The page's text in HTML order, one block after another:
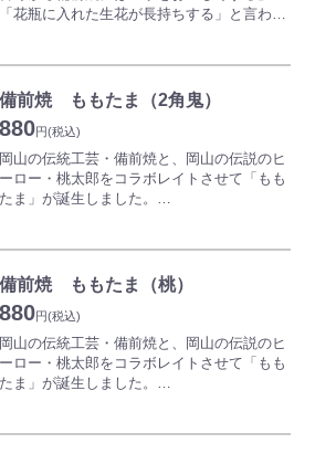
「花瓶に入れた生花が長持ちする」と言われ
＜使い方いろいろ！＞
●一晩汲み置きした水・焼酎がまろやかに（1
リットルに2～3個）
●ご飯がふっくらと美味しく炊ける（米3合に
2個）
●花瓶の水が長持ちし、花持ちが良くなる（2
よし
※焼物の性質上、形状や色味がすべて異なり
ます。予めご了承ください。
備前焼 ももたま（2角鬼）
880円(税込)
岡山の伝統工芸・備前焼と、岡山の伝説のヒ
ーロー・桃太郎をコラボレイトさせて「もも
たま」が誕生しました。
愛らしい表情や、温かみのある風合いに誰も
が癒されます。
観賞用としてだけでなく、水やお酒、ご飯を
美味しくする「美味玉」としても使っていた
だけます。
い。
備前焼 ももたま（桃）
880円(税込)
岡山の伝統工芸・備前焼と、岡山の伝説のヒ
ーロー・桃太郎をコラボレイトさせて「もも
たま」が誕生しました。